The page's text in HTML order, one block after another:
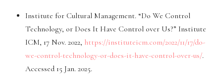
Institute for Cultural Management. “Do We Control
Technology, or Does It Have Control over Us?” Institute
ICM, 17 Nov. 2022, https://instituteicm.com/2022/11/17/do-
we-control-technology-or-does-it-have-control-over-us/.
Accessed 15 Jan. 2025.